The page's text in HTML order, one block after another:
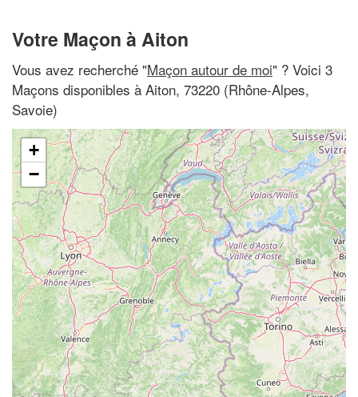
Votre Maçon à Aiton
Vous avez recherché "Maçon autour de moi" ? Voici 3
Maçons disponibles à Aiton, 73220 (Rhône-Alpes,
Savoie)
+
−